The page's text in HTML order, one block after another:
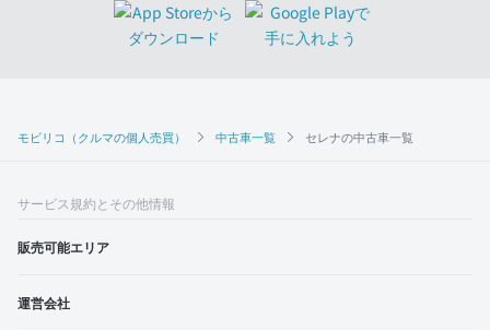
モビリコ（クルマの個人売買） 中古車一覧 セレナの中古車一覧
サービス規約とその他情報
販売可能エリア
運営会社